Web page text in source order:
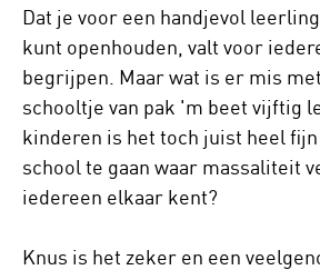
Dat je voor een handjevol
kunt openhouden, valt voor
begrijpen. Maar wat is er mis
schooltje van pak 'm beet vijftig
kinderen is het toch juist heel
school te gaan waar massaliteit
iedereen elkaar kent?
Knus is het zeker en een